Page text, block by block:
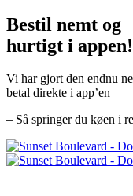
Bestil nemt og
hurtigt i appen!
Vi har gjort den endnu
betal direkte i app’en
– Så springer du køen i